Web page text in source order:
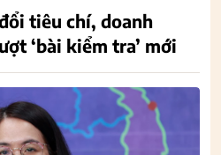
tiêu chí, doanh
‘bài kiểm tra’ mới